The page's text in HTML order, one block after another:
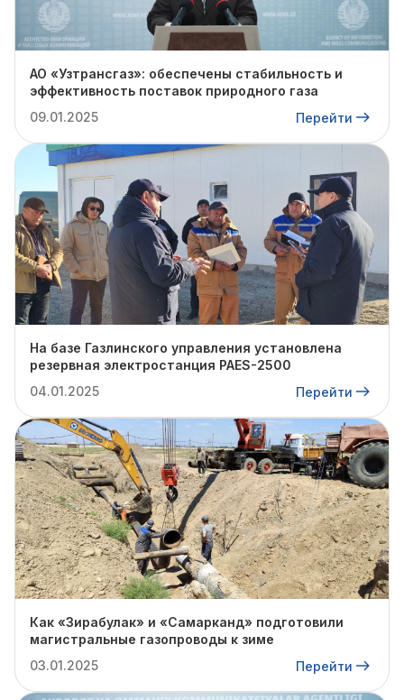
АО «Узтрансгаз»: обеспечены стабильность и
эффективность поставок природного газа
09.01.2025
Перейти
На базе Газлинского управления установлена
резервная электростанция PAES-2500
04.01.2025
Перейти
Как «Зирабулак» и «Самарканд» подготовили
магистральные газопроводы к зиме
03.01.2025
Перейти